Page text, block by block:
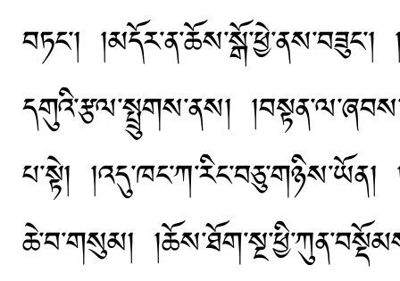
བཏང་།
དགུའི་རྩལ་སྤྲུགས་ནས།
པ་སྟེ།
ཆེ་བ་གསུམ།